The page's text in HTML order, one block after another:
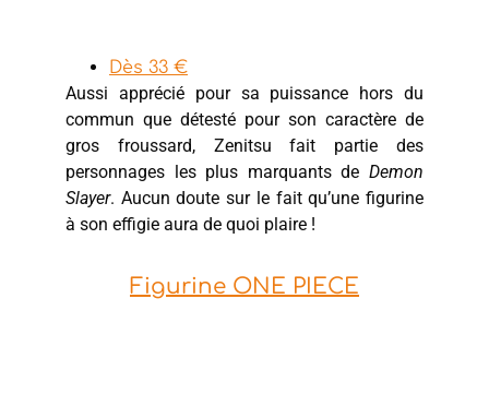
Dès 33 €
Aussi apprécié pour sa puissance hors du
commun que détesté pour son caractère de
gros froussard, Zenitsu fait partie des
personnages les plus marquants de Demon
Slayer. Aucun doute sur le fait qu’une figurine
à son effigie aura de quoi plaire !
Figurine ONE PIECE